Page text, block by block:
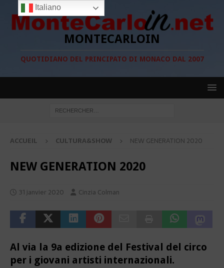
MONTECARLOIN
QUOTIDIANO DEL PRINCIPATO DI MONACO DAL 2007
ACCUEIL CULTURA&SHOW NEW GENERATION 2020
NEW GENERATION 2020
31 janvier 2020 Cinzia Colman
Al via la 9a edizione del Festival del circo
per i giovani artisti internazionali.
Italiano